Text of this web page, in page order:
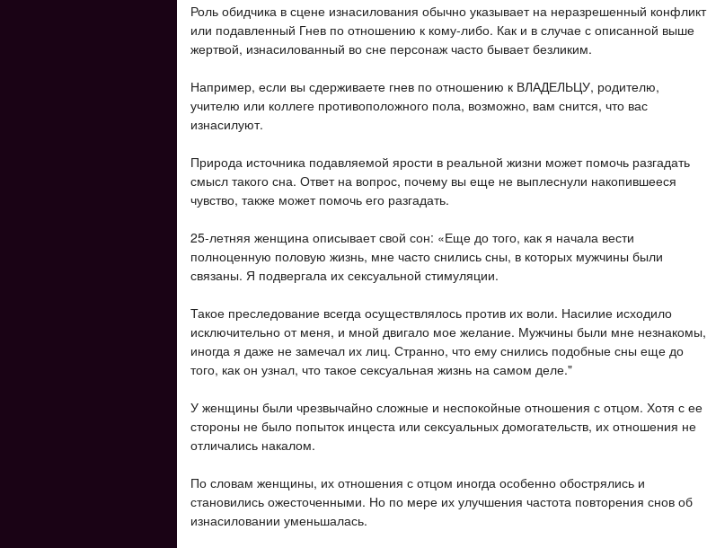
Роль обидчика в сцене изнасилования обычно указывает на неразрешенный конфликт
или подавленный Гнев по отношению к кому-либо. Как и в случае с описанной выше
жертвой, изнасилованный во сне персонаж часто бывает безликим.
Например, если вы сдерживаете гнев по отношению к ВЛАДЕЛЬЦУ, родителю,
учителю или коллеге противоположного пола, возможно, вам снится, что вас
изнасилуют.
Природа источника подавляемой ярости в реальной жизни может помочь разгадать
смысл такого сна. Ответ на вопрос, почему вы еще не выплеснули накопившееся
чувство, также может помочь его разгадать.
25-летняя женщина описывает свой сон: «Еще до того, как я начала вести
полноценную половую жизнь, мне часто снились сны, в которых мужчины были
связаны. Я подвергала их сексуальной стимуляции.
Такое преследование всегда осуществлялось против их воли. Насилие исходило
исключительно от меня, и мной двигало мое желание. Мужчины были мне незнакомы,
иногда я даже не замечал их лиц. Странно, что ему снились подобные сны еще до
того, как он узнал, что такое сексуальная жизнь на самом деле."
У женщины были чрезвычайно сложные и неспокойные отношения с отцом. Хотя с ее
стороны не было попыток инцеста или сексуальных домогательств, их отношения не
отличались накалом.
По словам женщины, их отношения с отцом иногда особенно обострялись и
становились ожесточенными. Но по мере их улучшения частота повторения снов об
изнасиловании уменьшалась.